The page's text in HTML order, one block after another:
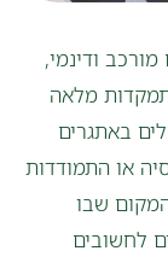
ודינמי,
מלאה
באתגרים
או התמודדות
המקום שבו
לחשובים